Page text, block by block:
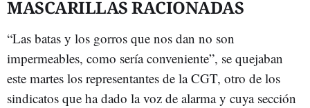
MASCARILLAS RACIONADAS
“Las batas y los gorros que nos dan no son
impermeables, como sería conveniente”, se quejaban
este martes los representantes de la CGT, otro de los
sindicatos que ha dado la voz de alarma y cuya sección